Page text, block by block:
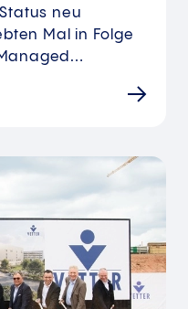
neu
Mal in Folge